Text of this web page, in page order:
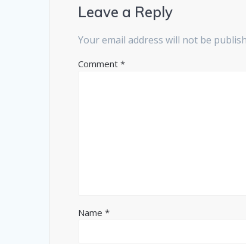
Leave a Reply
Your email address will not be
Comment*
Name*